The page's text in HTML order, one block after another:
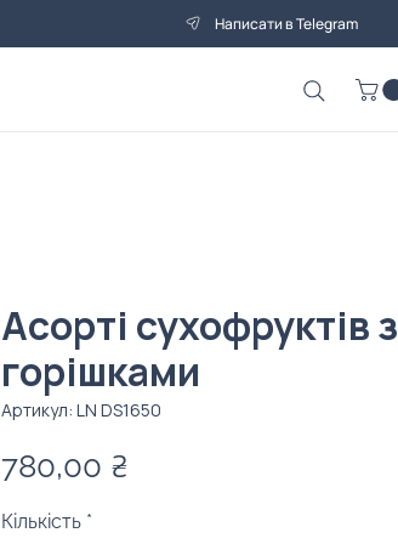
Написати в Telegram
Асорті сухофруктів з
горішками
Артикул: LN DS1650
780,00 ₴
Кількість *